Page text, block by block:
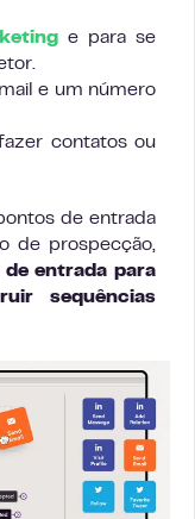
e para se
e um número
contatos ou
de entrada
de prospecção,
entrada para
sequências